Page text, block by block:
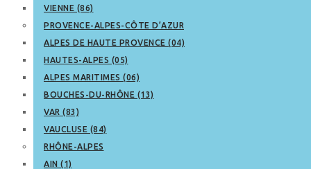
VIENNE (86)
PROVENCE-ALPES-CÔTE D’AZUR
ALPES DE HAUTE PROVENCE (04)
HAUTES-ALPES (05)
ALPES MARITIMES (06)
BOUCHES-DU-RHÔNE (13)
VAR (83)
VAUCLUSE (84)
RHÔNE-ALPES
AIN (1)